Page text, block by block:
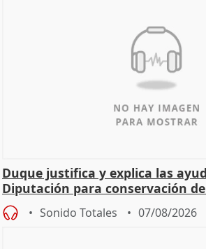
Duque justifica y explica las
Diputación para conservación
Sonido Totales 07/08/2026